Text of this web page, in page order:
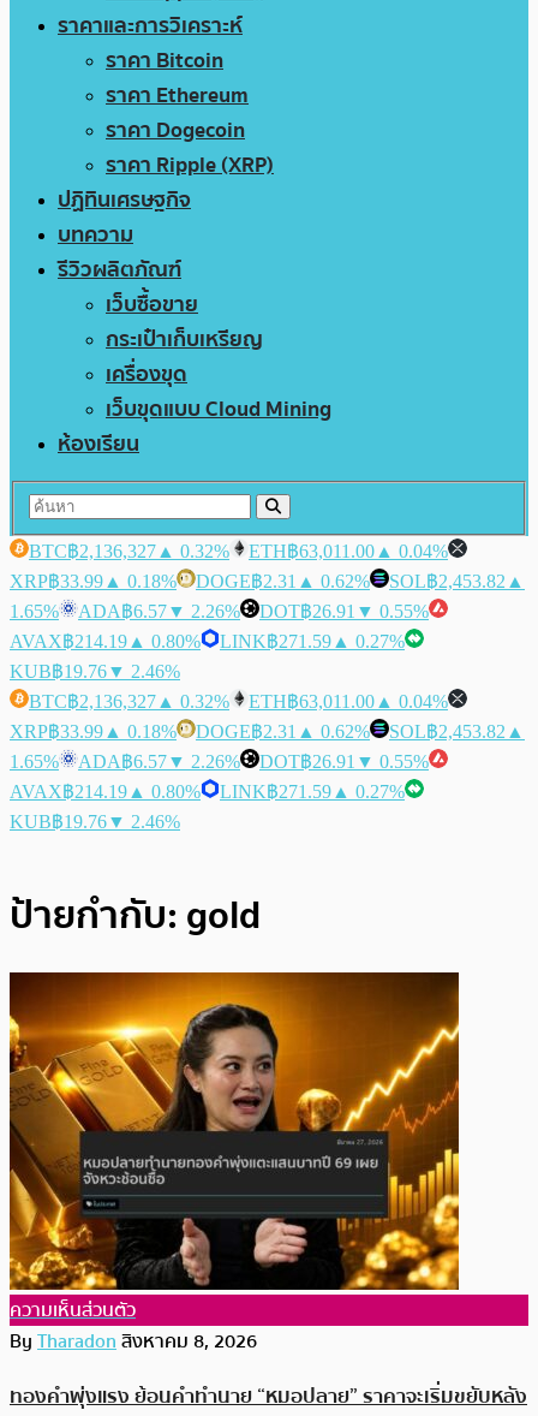
ราคาและการวิเคราะห์
ราคา Bitcoin
ราคา Ethereum
ราคา Dogecoin
ราคา Ripple (XRP)
ปฏิทินเศรษฐกิจ
บทความ
รีวิวผลิตภัณฑ์
เว็บซื้อขาย
กระเป๋าเก็บเหรียญ
เครื่องขุด
เว็บขุดแบบ Cloud Mining
ห้องเรียน
BTC฿2,136,327 ▲ 0.32% ETH฿63,011.00 ▲ 0.04%
XRP฿33.99 ▲ 0.18% DOGE฿2.31 ▲ 0.62% SOL฿2,453.82 ▲
1.65%
ADA฿6.57▼ 2.26% DOT฿26.91 ▼ 0.55%
AVAX฿214.19 ▲ 0.80% LINK฿271.59 ▲ 0.27%
KUB฿19.76▼ 2.46%
BTC฿2,136,327 ▲ 0.32% ETH฿63,011.00 ▲ 0.04%
XRP฿33.99 ▲ 0.18% DOGE฿2.31 ▲ 0.62% SOL฿2,453.82 ▲
1.65%
ADA฿6.57▼ 2.26% DOT฿26.91 ▼ 0.55%
AVAX฿214.19 ▲ 0.80% LINK฿271.59 ▲ 0.27%
KUB฿19.76▼ 2.46%
ป้ายกำกับ: gold
ความเห็นส่วนตัว
ByTharadonสิงหาคม 8, 2026
ทองคำพุ่งแรง ย้อนคำทำนาย “หมอปลาย” ราคาจะเริ่มขยับหลัง